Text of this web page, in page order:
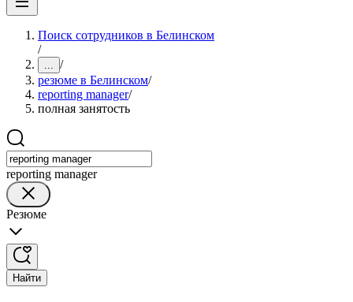
Поиск сотрудников в Белинском
/
... /
резюме в Белинском/
reporting manager/
полная занятость
reporting manager
Резюме
Найти